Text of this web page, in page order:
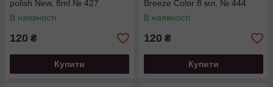
polish New, 8ml № 427
В наявності
120 ₴
Купити
Breeze Color 8 мл, № 444
В наявності
120 ₴
Купити